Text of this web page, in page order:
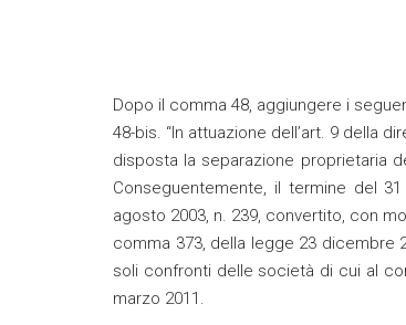
Dopo il comma 48, aggiungere i
48-bis. “In attuazione dell’art. 9 della
disposta la separazione proprietaria
Conseguentemente, il termine del
agosto 2003, n. 239, convertito, con
comma 373, della legge 23 dicembre
soli confronti delle società di cui al
marzo 2011.